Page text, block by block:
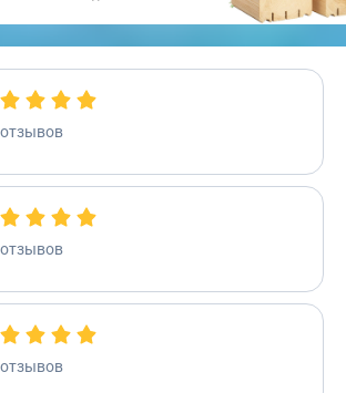
отзывов
отзывов
отзывов